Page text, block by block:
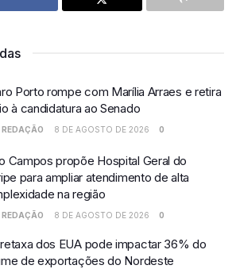
Porto rompe com Marília Arraes e retira
à candidatura ao Senado
REDAÇÃO 8 DE AGOSTO DE 2026 0
Campos propõe Hospital Geral do
para ampliar atendimento de alta
na região
REDAÇÃO 8 DE AGOSTO DE 2026 0
dos EUA pode impactar 36% do
de exportações do Nordeste